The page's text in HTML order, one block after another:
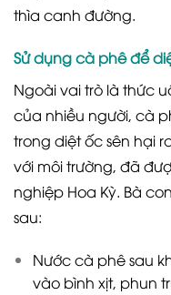
thìa canh đường.
Sử dụng cà phê để
Ngoài vai trò là thức
của nhiều người, cà
trong diệt ốc sên hại
với môi trường, đã
nghiệp Hoa Kỳ. Bà
sau:
Nước cà phê sau
vào bình xịt, phun